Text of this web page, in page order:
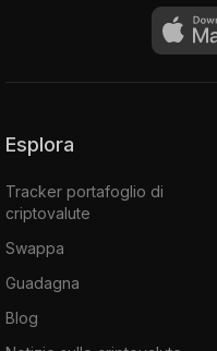
Esplora
Tracker portafoglio di
criptovalute
Swappa
Guadagna
Blog